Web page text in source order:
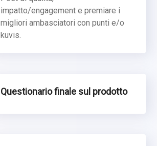
impatto/engagement e premiare i
migliori ambasciatori con punti e/o
kuvis.
Questionario finale sul prodotto